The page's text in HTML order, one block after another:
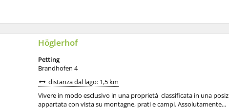
Höglerhof
Petting
Brandhofen 4
distanza dal lago: 1,5 km
Vivere in modo esclusivo in una proprietà classificata in una
appartata con vista su montagne, prati e campi. Assolutamente...